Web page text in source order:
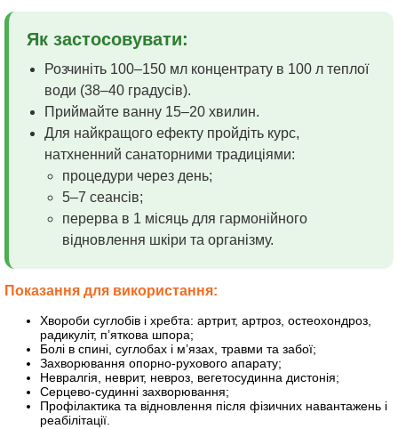
Як застосовувати:
Розчиніть 100–150 мл концентрату в 100 л теплої
води (38–40 градусів).
Приймайте ванну 15–20 хвилин.
Для найкращого ефекту пройдіть курс,
натхненний санаторними традиціями:
процедури через день;
5–7 сеансів;
перерва в 1 місяць для гармонійного
відновлення шкіри та організму.
Показання для використання:
Хвороби суглобів і хребта: артрит, артроз, остеохондроз,
радикуліт, п’яткова шпора;
Болі в спині, суглобах і м’язах, травми та забої;
Захворювання опорно-рухового апарату;
Невралгія, неврит, невроз, вегетосудинна дистонія;
Серцево-судинні захворювання;
Профілактика та відновлення після фізичних навантажень і
реабілітації.